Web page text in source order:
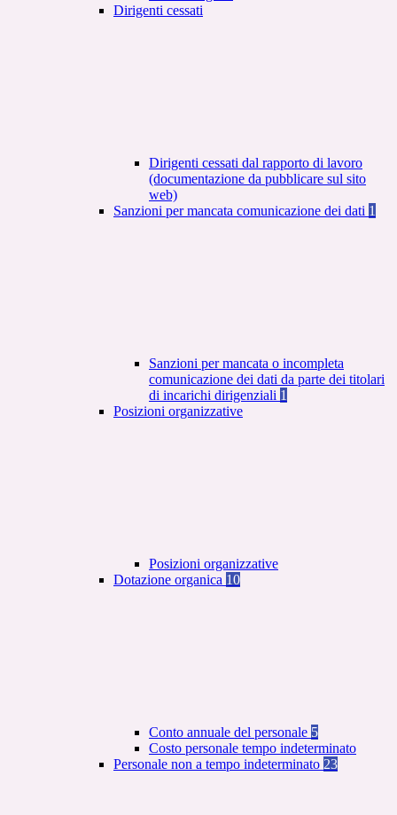
Dirigenti cessati
Dirigenti cessati dal rapporto di lavoro
(documentazione da pubblicare sul sito
web)
Sanzioni per mancata comunicazione dei dati 1
Sanzioni per mancata o incompleta
comunicazione dei dati da parte dei titolari
di incarichi dirigenziali 1
Posizioni organizzative
Posizioni organizzative
Dotazione organica 10
Conto annuale del personale 5
Costo personale tempo indeterminato
Personale non a tempo indeterminato 23